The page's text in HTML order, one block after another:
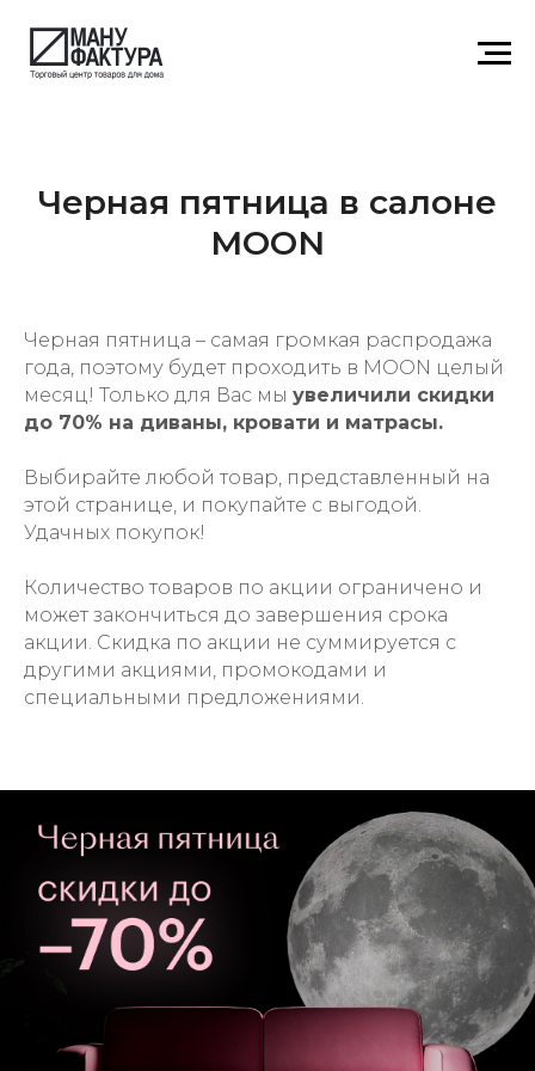
Черная пятница в салоне
MOON
Черная пятница – самая громкая распродажа
года, поэтому будет проходить в MOON целый
месяц! Только для Вас мы увеличили скидки
до 70% на диваны, кровати и матрасы.
Выбирайте любой товар, представленный на
этой странице, и покупайте с выгодой.
Удачных покупок!
Количество товаров по акции ограничено и
может закончиться до завершения срока
акции. Скидка по акции не суммируется с
другими акциями, промокодами и
специальными предложениями.